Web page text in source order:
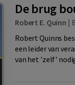
De brug
Robert E. Quinn |
Robert Quinns
een leider van
van het 'zelf'